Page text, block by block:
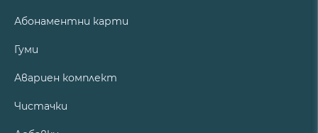
Абонаментни карти
Гуми
Авариен комплект
Чистачки